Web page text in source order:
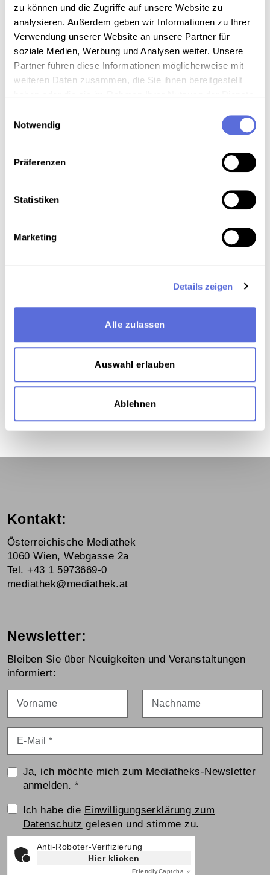
zu können und die Zugriffe auf unsere Website zu
analysieren. Außerdem geben wir Informationen zu Ihrer
Verwendung unserer Website an unsere Partner für
soziale Medien, Werbung und Analysen weiter. Unsere
Partner führen diese Informationen möglicherweise mit
weiteren Daten zusammen, die Sie ihnen bereitgestellt
Notwendig
Präferenzen
Statistiken
Marketing
Details zeigen
Alle zulassen
Auswahl erlauben
Ablehnen
1953-1959 Außenminister. Die Tonaufnahme
"Weihnachtsansprache 1945" wurde auf Initiative von
Ernst Wolfram Marboe und Hans Magenschab von
Leopold Figl im April 1965, kurz vor seinem Ableben,
nachgesprochen.
Download
Metadaten
Das Medium in Onlineausstellungen
Dieses Medium wird hier verwendet:
Aus dem Wortarchiv: Österreichische
Kontakt:
Österreichische Mediathek
1060 Wien, Webgasse 2a
Tel. +43 1 5973669-0
mediathek@mediathek.at
Newsletter:
Bleiben Sie über Neuigkeiten und Veranstaltungen
informiert:
Ja, ich möchte mich zum Mediatheks-Newsletter
anmelden.*
Einwilligungserklärung
Ich habe die Einwilligungserklärung zum
Datenschutz gelesen und stimme zu.
Anti-Roboter-Verifizierung
Hier klicken
FriendlyCaptcha ⇗